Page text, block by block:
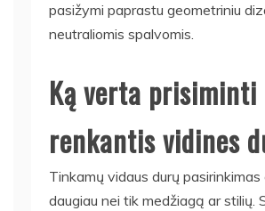
pasižymi paprastu geometriniu
neutraliomis spalvomis.
Ką verta prisiminti
renkantis vidines
Tinkamų vidaus durų pasirinkimas
daugiau nei tik medžiagą ar stilių.